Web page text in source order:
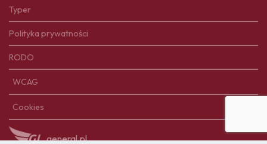
Typer
Polityka prywatności
RODO
WCAG
Cookies
general.pl